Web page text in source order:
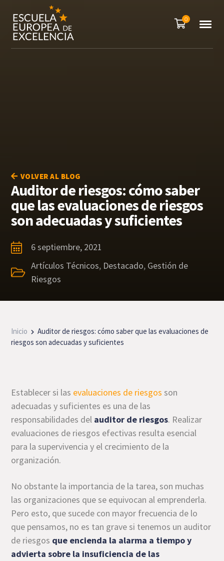
0
VOLVER AL BLOG
Auditor de riesgos: cómo saber
que las evaluaciones de riesgos
son adecuadas y suficientes
6 septiembre, 2021
Artículos Técnicos, Destacado, Gestión de
Riesgos
Inicio
Auditor de riesgos: cómo saber que las evaluaciones de
riesgos son adecuadas y suficientes
Establecer si las evaluaciones de riesgos son
adecuadas y suficientes es una de las
responsabilidades del auditor de riesgos. Realizar
evaluaciones de riesgos efectivas resulta esencial
para la supervivencia y el crecimiento de la
organización.
No obstante la importancia de la tarea, son muchas
las organizaciones que se equivocan al emprenderla.
Pero esto, que sucede con mayor frecuencia de lo
que pensamos, no es tan grave si tenemos un auditor
de riesgos que encienda la alarma a tiempo y
advierta sobre la insuficiencia de las